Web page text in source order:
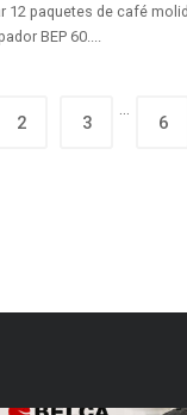
12 paquetes de café
BEP 60....
2 3 6